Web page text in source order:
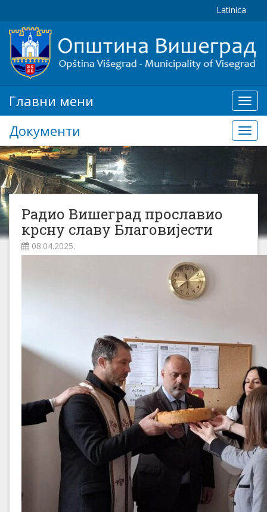
Latinica
мени
Главни мени
Документи
Радио Вишеград прославио
крсну славу Благовијести
08.04.2025.